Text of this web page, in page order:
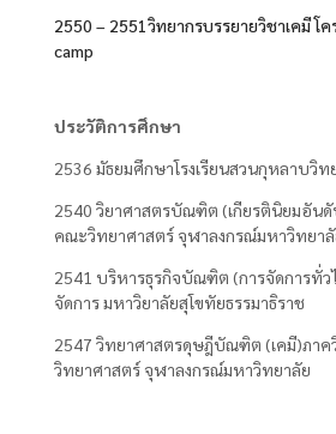
2550 – 2551วิทยากรบรรยายวิชาเคมี โ
camp
ประวัติการศึกษา
2536 มัธยมศึกษาโรงเรียนสวนกุหลาบวิท
2540 วิยาศาสตรบัณฑิต (เกียรตินิยมอันดั
คณะวิทยาศาสตร์ จุฬาลงกรณ์มหาวิทยา
2541 บริหารธุรกิจบัณฑิต (การจัดการทั่ว
จัดการ มหาวิยาลัยสุโขทัยธรรมาธิราช
2547 วิทยาศาสตรดุษฎีบัณฑิต (เคมี)ภาค
วิทยาศาสตร์ จุฬาลงกรณ์มหาวิทยาลัย